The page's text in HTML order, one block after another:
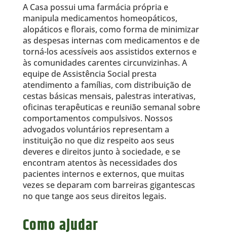
A Casa possui uma farmácia própria e
manipula medicamentos homeopáticos,
alopáticos e florais, como forma de minimizar
as despesas internas com medicamentos e de
torná-los acessíveis aos assistidos externos e
às comunidades carentes circunvizinhas. A
equipe de Assistência Social presta
atendimento a famílias, com distribuição de
cestas básicas mensais, palestras interativas,
oficinas terapêuticas e reunião semanal sobre
comportamentos compulsivos. Nossos
advogados voluntários representam a
instituição no que diz respeito aos seus
deveres e direitos junto à sociedade, e se
encontram atentos às necessidades dos
pacientes internos e externos, que muitas
vezes se deparam com barreiras gigantescas
no que tange aos seus direitos legais.
Como ajudar